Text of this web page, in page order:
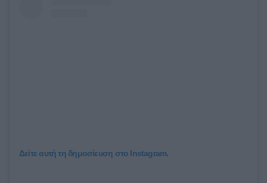
Δείτε αυτή τη δημοσίευση στο Instagram.